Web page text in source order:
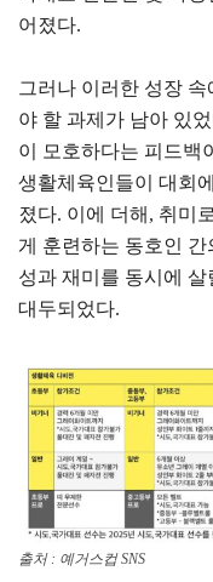
어졌다.
그러나 이러한 성장
야 할 과제가 남아 있
이 모호하다는 피드백
생활체육인들이 대회
졌다. 이에 더해, 취미
게 훈련하는 동호인
성과 재미를 동시에 살
대두되었다.
출처 : 예거스컵 SNS